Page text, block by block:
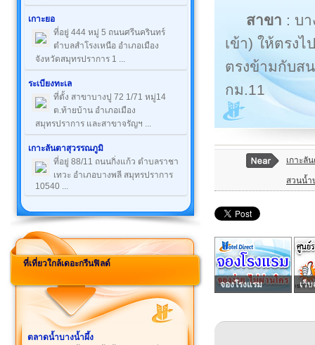
เกาะยอ
ที่อยู่ 444 หมู่ 5 ถนนศรีนครินทร์
ตำบลสำโรงเหนือ อำเภอเมือง
จังหวัดสมุทรปราการ 1 ...
ระเบียงทะเล
ที่ตั้ง สาขาบางปู 72 1/71 หมู่14
ต.ท้ายบ้าน อำเภอเมือง
สมุทรปราการ และสาขาจรัญฯ ...
เกาะลันตาสุวรรณภูมิ
ที่อยู่ 88/11 ถนนกิ่งแก้ว ตำบลราชา
เทวะ อำเภอบางพลี สมุทรปราการ
10540 ...
ที่เที่ยวใกล้เดอะกรีนฟิลด์
ตลาดน้ำบางน้ำผึ้ง
สาขา : บ
เข้า) ให้ตรงไ
ตรงข้ามกับส
กม.11
เกาะลั
สวนน้
จองโรงแรม เว็บ